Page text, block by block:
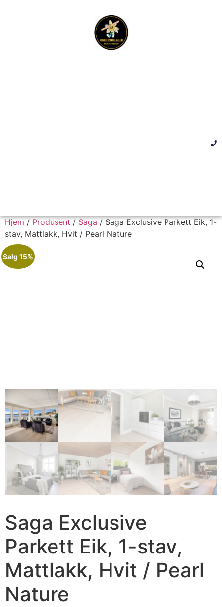
Hjem/Produsent/Saga/ Saga Exclusive Parkett Eik, 1-
stav, Mattlakk, Hvit / Pearl Nature
Salg 15%
Saga Exclusive
Parkett Eik, 1-stav,
Mattlakk, Hvit / Pearl
Nature